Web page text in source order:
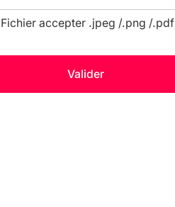
accepter .jpeg /.png /.pdf